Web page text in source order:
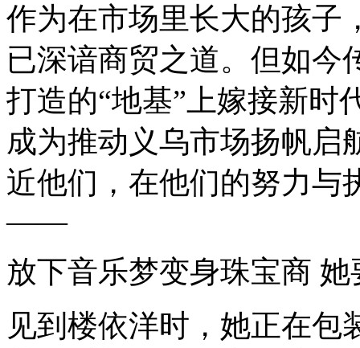
作为在市场里长大的孩子
已深谙商贸之道。但如今
打造的“地基”上嫁接新时
成为推动义乌市场扬帆启
近他们，在他们的努力与
——
放下音乐梦变身珠宝商
见到楼依洋时，她正在包